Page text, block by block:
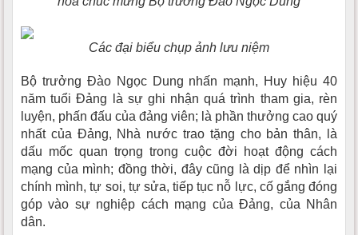
Các đại biểu chụp ảnh lưu niệm
Bộ trưởng Đào Ngọc Dung nhấn mạnh, Huy hiệu 40
năm tuổi Đảng là sự ghi nhận quá trình tham gia, rèn
luyện, phấn đấu của đảng viên; là phần thưởng cao quý
nhất của Đảng, Nhà nước trao tặng cho bản thân, là
dấu mốc quan trọng trong cuộc đời hoạt động cách
mạng của mình; đồng thời, đây cũng là dịp để nhìn lại
chính mình, tự soi, tự sửa, tiếp tục nỗ lực, cố gắng đóng
góp vào sự nghiệp cách mạng của Đảng, của Nhân
dân.